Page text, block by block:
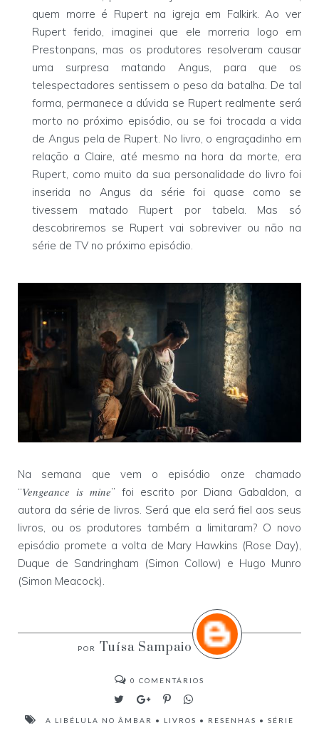
quem morre é Rupert na igreja em Falkirk. Ao ver
Rupert ferido, imaginei que ele morreria logo em
Prestonpans, mas os produtores resolveram causar
uma surpresa matando Angus, para que os
telespectadores sentissem o peso da batalha. De tal
forma, permanece a dúvida se Rupert realmente será
morto no próximo episódio, ou se foi trocada a vida
de Angus pela de Rupert. No livro, o engraçadinho em
relação a Claire, até mesmo na hora da morte, era
Rupert, como muito da sua personalidade do livro foi
inserida no Angus da série foi quase como se
tivessem matado Rupert por tabela. Mas só
descobriremos se Rupert vai sobreviver ou não na
série de TV no próximo episódio.
Na semana que vem o episódio onze chamado
“Vengeance is mine” foi escrito por Diana Gabaldon, a
autora da série de livros. Será que ela será fiel aos seus
livros, ou os produtores também a limitaram? O novo
episódio promete a volta de Mary Hawkins (Rose Day),
Duque de Sandringham (Simon Collow) e Hugo Munro
(Simon Meacock).
Tuísa Sampaio
0 COMENTÁRIOS
A LIBÉLULA NO ÂMBAR • LIVROS • RESENHAS • SÉRIE